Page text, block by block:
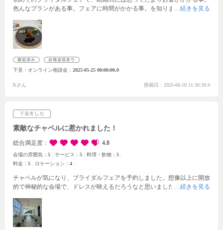
色んなプランがある事。フェアに時間がかかる事。を知りました。結婚式
付け方、プランナーさんとの相性は決め手になるなーと感じました。敷地
内見学は、実際に当日の流れを教えて貰いながら挙式場・披露宴会場を見
せてもらい、自分たちのやりたい挙式のイメージが湧きました。先輩花嫁
はなくて、色々悩む事もあり、他の会場を見てみたい気持ちにもなったの
に「今日決めていただけるなら〇万円お値引します。」とその場で決める
下見・オンライン相談会 2025-05-25 00:00:00.0
Kさん 投稿日：2025-06-10 11:30:39.0
素敵なチャペルに惹かれました！
総合満足度 4.8
会場の雰囲気： 5 サービス： 5 料理・飲物： 5
料金： 5 ロケーション： 4
チャペルが気になり、ブライダルフェアを予約しました。想像以上に開放
的で神秘的な会場で、ドレスが映えるだろうなと思いました。外から入る
下げて暗転することも可能で、入場の際に親へのメッセージを流してから
歩くという演出もあるようです。
に花束をプレゼントしていただき、事前アンケートで書いた好きなアーテ